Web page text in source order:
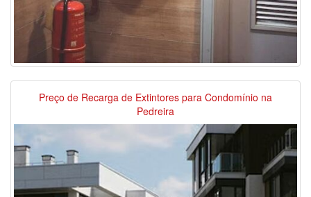
Preço de Recarga de Extintores para Condomínio na
Pedreira